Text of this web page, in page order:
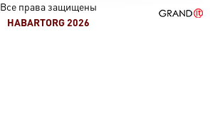
Все права защищены
HABARTORG 2026